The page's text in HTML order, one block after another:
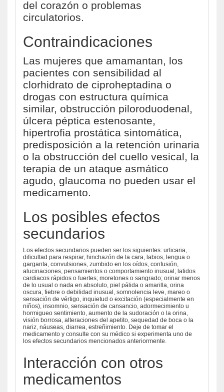
del corazón o problemas
circulatorios.
Contraindicaciones
Las mujeres que amamantan, los
pacientes con sensibilidad al
clorhidrato de ciproheptadina o
drogas con estructura química
similar, obstrucción piloroduodenal,
úlcera péptica estenosante,
hipertrofia prostática sintomática,
predisposición a la retención urinaria
o la obstrucción del cuello vesical, la
terapia de un ataque asmático
agudo, glaucoma no pueden usar el
medicamento.
Los posibles efectos
secundarios
Los efectos secundarios pueden ser los siguientes: urticaria,
dificultad para respirar, hinchazón de la cara, labios, lengua o
garganta, convulsiones, zumbido en los oídos, confusión,
alucinaciones, pensamientos o comportamiento inusual; latidos
cardiacos rápidos o fuertes; moretones o sangrado; orinar menos
de lo usual o nada en absoluto, piel pálida o amarilla, orina
oscura, fiebre o debilidad inusual, somnolencia leve, mareo o
sensación de vértigo, inquietud o excitación (especialmente en
niños), insomnio, sensación de cansancio, adormecimiento u
hormigueo sentimiento, aumento de la sudoración o la orina,
visión borrosa, alteraciones del apetito, sequedad de boca o la
nariz, náuseas, diarrea, estreñimiento. Deje de tomar el
medicamento y consulte con su médico si experimenta uno de
los efectos secundarios mencionados anteriormente.
Interacción con otros
medicamentos